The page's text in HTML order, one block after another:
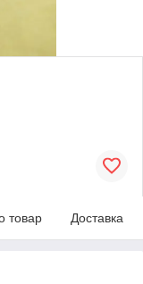
товар Доставка